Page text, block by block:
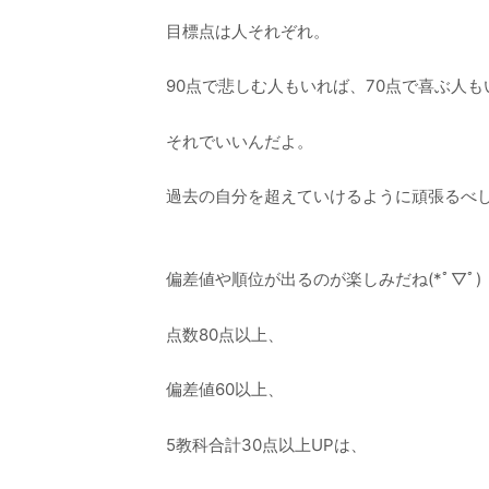
目標点は人それぞれ。
90点で悲しむ人もいれば、70点で喜ぶ人も
それでいいんだよ。
過去の自分を超えていけるように頑張るべ
偏差値や順位が出るのが楽しみだね(*ﾟ▽ﾟ)
点数80点以上、
偏差値60以上、
5教科合計30点以上UPは、